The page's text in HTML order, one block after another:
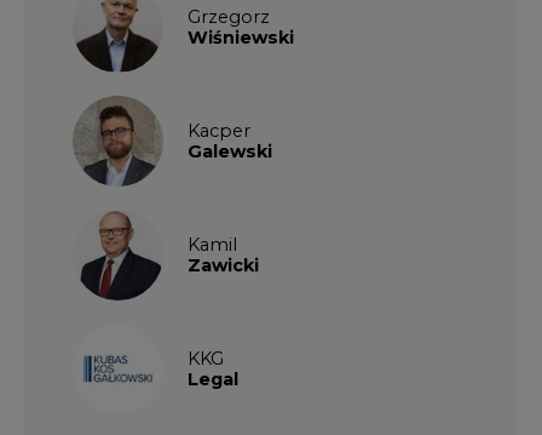
Grzegorz
Wiśniewski
Kacper
Galewski
Kamil
Zawicki
KKG
Legal